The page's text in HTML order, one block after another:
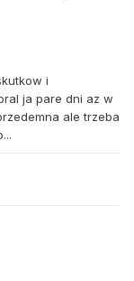
i
ja pare dni az w
ale trzeba